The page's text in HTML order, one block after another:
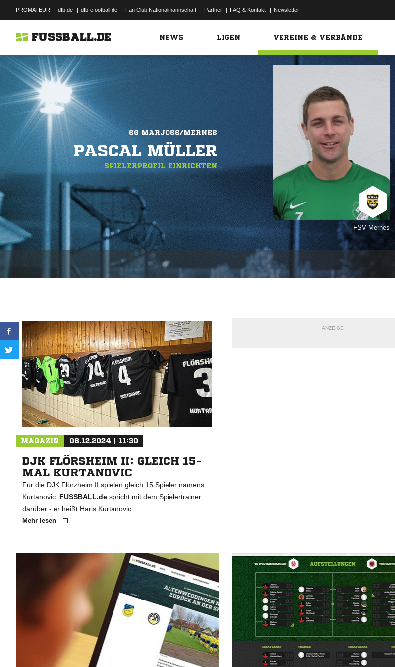
PROMATEUR | dfb.de | dfb-efootball.de | Fan Club Nationalmannschaft | Partner | FAQ & Kontakt | Newsletter
FUSSBALL.DE NEWS LIGEN VEREINE & VERBÄNDE
SG MARJOSS/MERNES
PASCAL MÜLLER
FSV Mernes
SPIELERPROFIL EINRICHTEN
MAGAZIN 08.12.2024 | 11:30
DJK FLÖRSHEIM II: GLEICH 15-
MAL KURTANOVIC
Für die DJK Flörzheim II spielen gleich 15 Spieler namens
Kurtanovic. FUSSBALL.de spricht mit dem Spielertrainer
darüber - er heißt Haris Kurtanovic.
Mehr lesen
ANZEIGE